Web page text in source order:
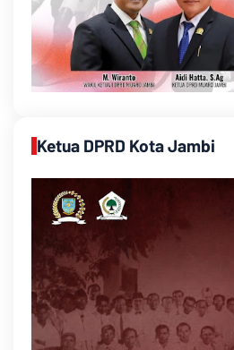
Ketua DPRD Kota Jambi